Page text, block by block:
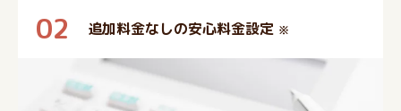
02 追加料金なしの安心料金設定 ※